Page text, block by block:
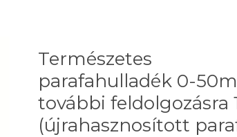
Természetes
parafahulladék 0-
további feldolgozásra
(újrahasznosított